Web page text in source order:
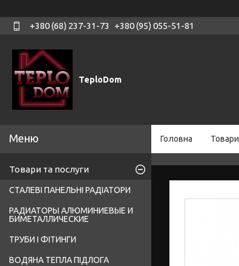
+380 (68) 237-31-73 +380 (95) 055-51-81
TeploDom
Головна
Товари та послуги
СТАЛЕВІ ПАНЕЛЬНІ РАДІАТОРИ
РАДИАТОРЫ АЛЮМИНИЕВЫЕ И
БИМЕТАЛЛИЧЕСКИЕ
ТРУБИ І ФІТИНГИ
ВОДЯНА ТЕПЛА ПІДЛОГА